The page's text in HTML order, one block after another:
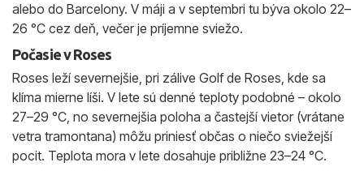
alebo do Barcelony. V máji a v septembri tu býva okolo 22–
26 °C cez deň, večer je príjemne sviežo.
Počasie v Roses
Roses leží severnejšie, pri zálive Golf de Roses, kde sa
klíma mierne líši. V lete sú denné teploty podobné – okolo
27–29 °C, no severnejšia poloha a častejší vietor (vrátane
vetra tramontana) môžu priniesť občas o niečo sviežejší
pocit. Teplota mora v lete dosahuje približne 23–24 °C.